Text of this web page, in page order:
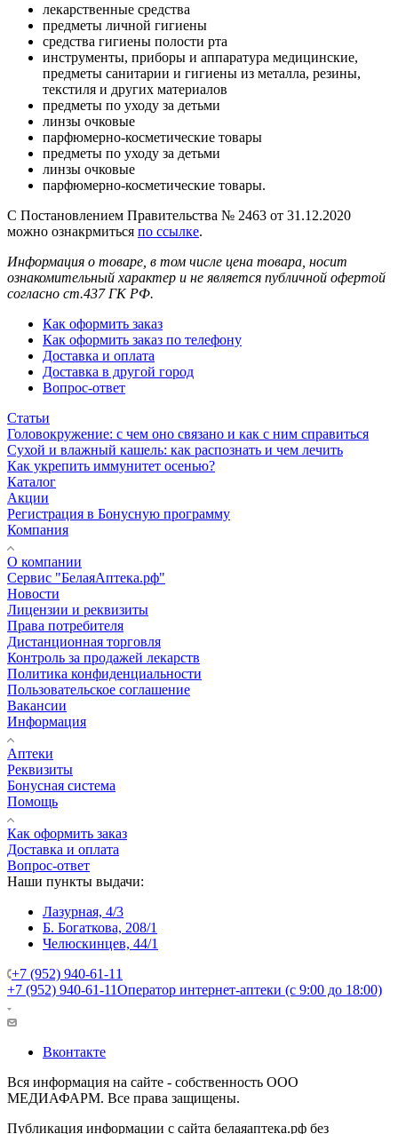
лекарственные средства
предметы личной гигиены
средства гигиены полости рта
инструменты, приборы и аппаратура медицинские,
предметы санитарии и гигиены из металла, резины,
текстиля и других материалов
предметы по уходу за детьми
линзы очковые
парфюмерно-косметические товары
предметы по уходу за детьми
линзы очковые
парфюмерно-косметические товары.
С Постановлением Правительства № 2463 от 31.12.2020
можно ознакрмиться по ссылке.
Информация о товаре, в том числе цена товара, носит
ознакомительный характер и не является публичной офертой
согласно ст.437 ГК РФ.
Как оформить заказ
Как оформить заказ по телефону
Доставка и оплата
Доставка в другой город
Вопрос-ответ
Статьи
Головокружение: с чем оно связано и как с ним справиться
Сухой и влажный кашель: как распознать и чем лечить
Как укрепить иммунитет осенью?
Каталог
Акции
Регистрация в Бонусную программу
Компания
О компании
Сервис "БелаяАптека.рф"
Новости
Лицензии и реквизиты
Права потребителя
Дистанционная торговля
Контроль за продажей лекарств
Политика конфиденциальности
Пользовательское соглашение
Вакансии
Информация
Аптеки
Реквизиты
Бонусная система
Помощь
Как оформить заказ
Доставка и оплата
Вопрос-ответ
Наши пункты выдачи:
Лазурная, 4/3
Б. Богаткова, 208/1
Челюскинцев, 44/1
+7 (952) 940-61-11
+7 (952) 940-61-11Оператор интернет-аптеки (с 9:00 до 18:00)
Вконтакте
Вся информация на сайте - собственность ООО
МЕДИАФАРМ. Все права защищены.
Публикация информации с сайта белаяаптека.рф без